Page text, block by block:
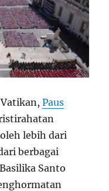
Paus
lebih dari
berbagai
Santo